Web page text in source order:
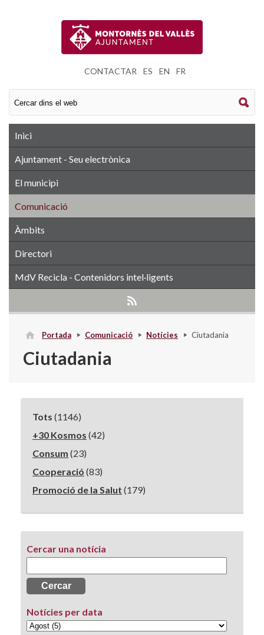
CONTACTAR ES EN FR
Inici
Ajuntament - Seu electrònica
El municipi
Comunicació
Àmbits
Directori
MdV Recicla - Contenidors intel·ligents
Portada Comunicació Notícies Ciutadania
Ciutadania
Tots (1146)
+30 Kosmos (42)
Consum (23)
Cooperació (83)
Promoció de la Salut (179)
Cercar una notícia
Notícies per data